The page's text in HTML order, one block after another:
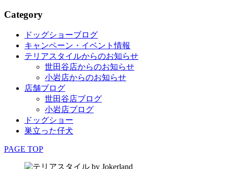
Category
ドッグショーブログ
キャンペーン・イベント情報
テリアスタイルからのお知らせ
世田谷店からのお知らせ
小岩店からのお知らせ
店舗ブログ
世田谷店ブログ
小岩店ブログ
ドッグショー
巣立った仔犬
PAGE TOP